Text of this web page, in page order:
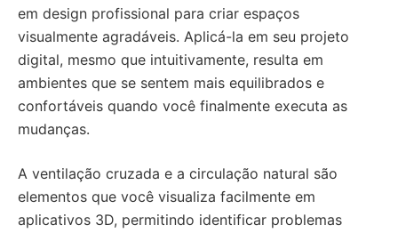
em design profissional para criar espaços
visualmente agradáveis. Aplicá-la em seu projeto
digital, mesmo que intuitivamente, resulta em
ambientes que se sentem mais equilibrados e
confortáveis quando você finalmente executa as
mudanças.
A ventilação cruzada e a circulação natural são
elementos que você visualiza facilmente em
aplicativos 3D, permitindo identificar problemas